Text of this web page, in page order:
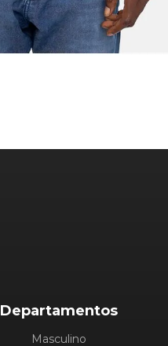
Departamentos
Masculino